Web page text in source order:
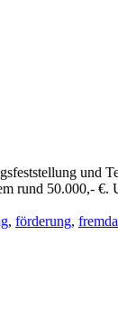
und
rund 50.000,-
, förderung,